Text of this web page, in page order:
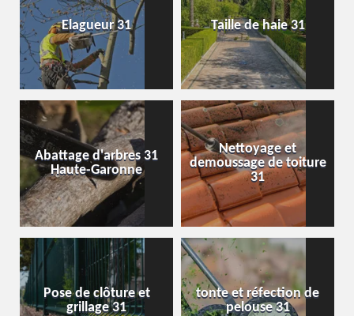
Elagueur 31 Taille de haie 31
Abattage d'arbres 31
Haute-Garonne
Nettoyage et
demoussage de toiture
31
Pose de clôture et
grillage 31
tonte et réfection de
pelouse 31